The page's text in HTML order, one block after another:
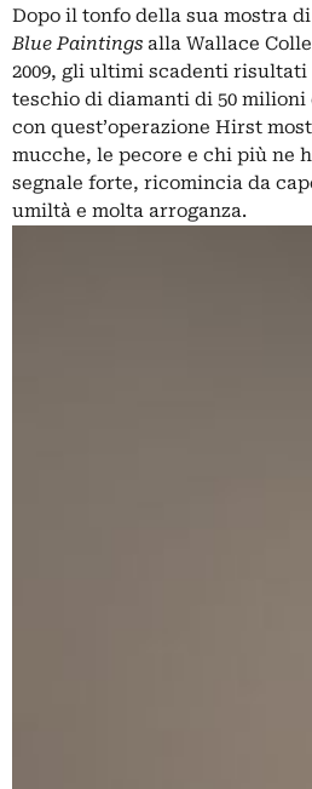
Dopo il tonfo della sua mostra
Blue Paintings alla Wallace
2009, gli ultimi scadenti
teschio di diamanti di 50 milioni
con quest’operazione Hirst
mucche, le pecore e chi più ne
segnale forte, ricomincia da
umiltà e molta arroganza.